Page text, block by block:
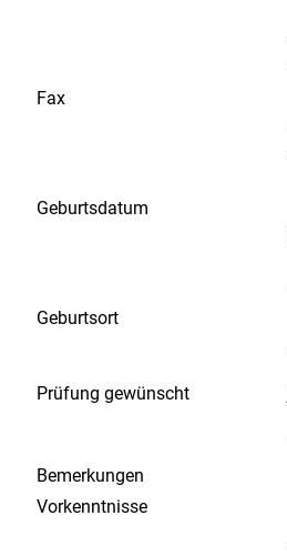
Fax
Geburtsdatum
Geburtsort
Prüfung gewünscht
Bemerkungen
Vorkenntnisse